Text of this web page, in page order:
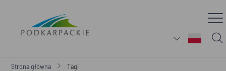
Strona główna Tagi